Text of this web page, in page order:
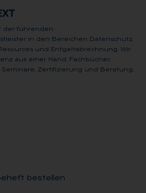
der führenden
in den Bereichen Datenschutz,
und Entgeltabrechnung. Wir
aus einer Hand: Fachbücher,
Zertifizierung und Beratung.
bestellen